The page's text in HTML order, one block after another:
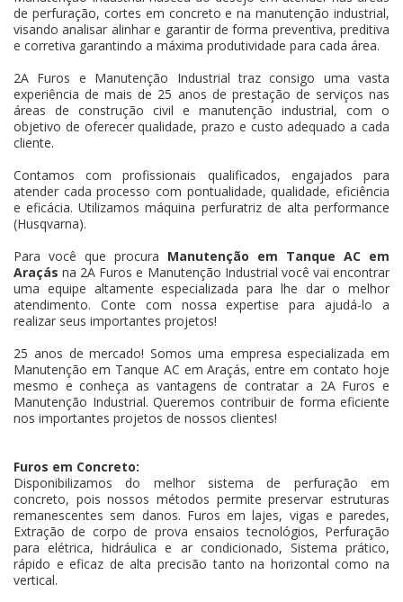
de perfuração, cortes em concreto e na manutenção industrial,
visando analisar alinhar e garantir de forma preventiva, preditiva
e corretiva garantindo a máxima produtividade para cada área.
2A Furos e Manutenção Industrial traz consigo uma vasta
experiência de mais de 25 anos de prestação de serviços nas
áreas de construção civil e manutenção industrial, com o
objetivo de oferecer qualidade, prazo e custo adequado a cada
cliente.
Contamos com profissionais qualificados, engajados para
atender cada processo com pontualidade, qualidade, eficiência
e eficácia. Utilizamos máquina perfuratriz de alta performance
(Husqvarna).
Para você que procura Manutenção em Tanque AC em
Araçás na 2A Furos e Manutenção Industrial você vai encontrar
uma equipe altamente especializada para lhe dar o melhor
atendimento. Conte com nossa expertise para ajudá-lo a
realizar seus importantes projetos!
25 anos de mercado! Somos uma empresa especializada em
Manutenção em Tanque AC em Araçás, entre em contato hoje
mesmo e conheça as vantagens de contratar a 2A Furos e
Manutenção Industrial. Queremos contribuir de forma eficiente
nos importantes projetos de nossos clientes!
Furos em Concreto:
Disponibilizamos do melhor sistema de perfuração em
concreto, pois nossos métodos permite preservar estruturas
remanescentes sem danos. Furos em lajes, vigas e paredes,
Extração de corpo de prova ensaios tecnológios, Perfuração
para elétrica, hidráulica e ar condicionado, Sistema prático,
rápido e eficaz de alta precisão tanto na horizontal como na
vertical.